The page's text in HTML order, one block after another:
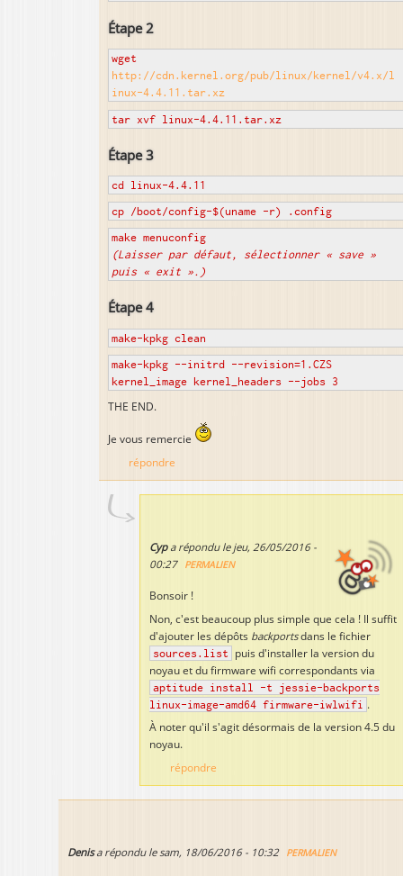
Étape 2
wget
http://cdn.kernel.org/pub/linux/kernel/v4.x/l
inux-4.4.11.tar.xz
tar xvf linux-4.4.11.tar.xz
Étape 3
cd linux-4.4.11
cp /boot/config-$(uname -r) .config
make menuconfig
(Laisser par défaut, sélectionner « save »
puis « exit ».)
Étape 4
make-kpkg clean
make-kpkg --initrd --revision=1.CZS
kernel_image kernel_headers --jobs 3
THE END.
Je vous remercie
répondre
Cypa répondu le jeu, 26/05/2016 -
00:27
PERMALIEN
Bonsoir !
Non, c'est beaucoup plus simple que cela ! Il suffit
d'ajouter les dépôts backportsdans le fichier
sources.list puis d'installer la version du
noyau et du firmware wifi correspondants via
aptitude install -t jessie-backports
linux-image-amd64 firmware-iwlwifi .
À noter qu'il s'agit désormais de la version 4.5 du
noyau.
répondre
Denisa répondu lesam, 18/06/2016 - 10:32 PERMALIEN